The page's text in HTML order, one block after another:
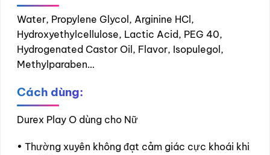
Water, Propylene Glycol, Arginine HCl,
Hydroxyethylcellulose, Lactic Acid, PEG 40,
Hydrogenated Castor Oil, Flavor, Isopulegol,
Methylparaben…
Cách dùng:
Durex Play O dùng cho Nữ
• Thường xuyên không đạt cảm giác cực khoái khi